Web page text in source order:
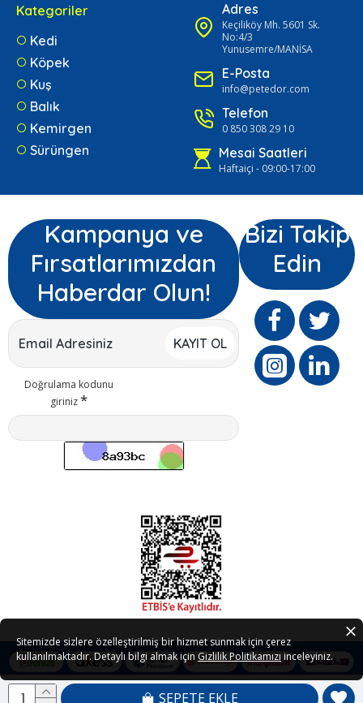
SEPETE EKLE
Kategoriler
Kedi
Köpek
Kuş
Balık
Kemirgen
Sürüngen
Adres
Keçiliköy Mh. 5601 Sk.
No:4/3
Yunusemre/MANİSA
E-Posta
info@petedor.com
Telefon
0 850 308 29 10
Mesai Saatleri
Haftaiçi - 09:00-17:00
Kampanya ve
Fırsatlarımızdan
Haberdar Olun!
KAYIT OL
Doğrulama kodunu
giriniz
Bizi Takip
Edin
Sitemizde sizlere özelleştirilmiş bir hizmet sunmak için çerez
kullanılmaktadır. Detaylı bilgi almak için Gizlilik Politikamızı inceleyiniz.